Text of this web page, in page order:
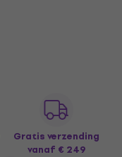
Gratis verzending
vanaf € 249